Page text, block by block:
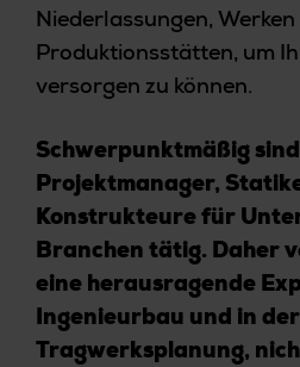
Niederlassungen, Werken
Produktionsstätten, um
versorgen zu können.
Schwerpunktmäßig
Projektmanager,
Konstrukteure für
Branchen tätig. Daher
eine herausragende
Ingenieurbau und in der
Tragwerksplanung,